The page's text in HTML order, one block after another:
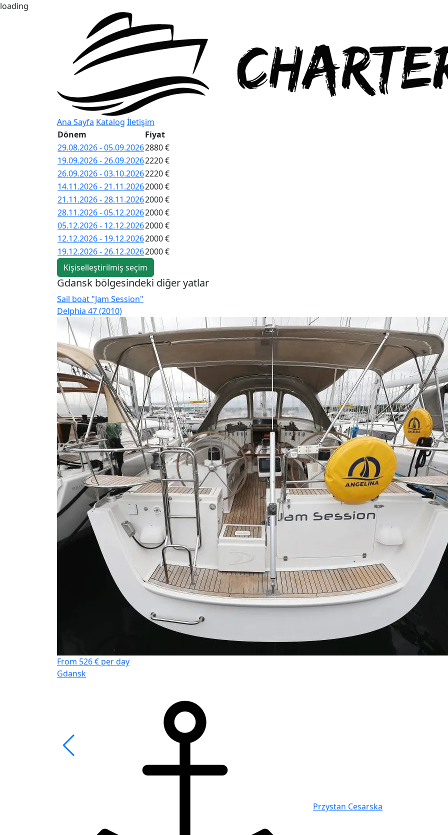
loading
Ana Sayfa Katalog İletişim
Dönem
Fiyat
29.08.2026 - 05.09.20262880 €
19.09.2026 - 26.09.20262220 €
26.09.2026 - 03.10.20262220 €
14.11.2026 - 21.11.20262000 €
21.11.2026 - 28.11.20262000 €
28.11.2026 - 05.12.20262000 €
05.12.2026 - 12.12.20262000 €
12.12.2026 - 19.12.20262000 €
19.12.2026 - 26.12.20262000 €
Kişiselleştirilmiş seçim
Gdansk bölgesindeki diğer yatlar
Sail boat "Jam Session"
Delphia 47 (2010)
From 526 € per day
Gdansk
Przystan Cesarska